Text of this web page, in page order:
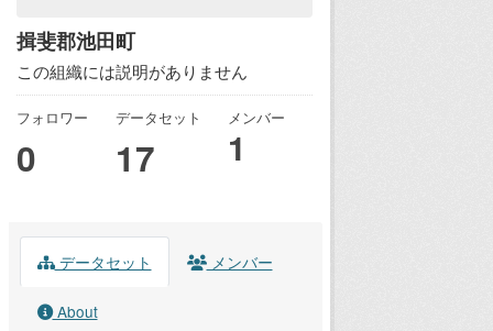
揖斐郡池田町
この組織には説明がありません
フォロワー
0
データセット
17
メンバー
1
データセット メンバー
About